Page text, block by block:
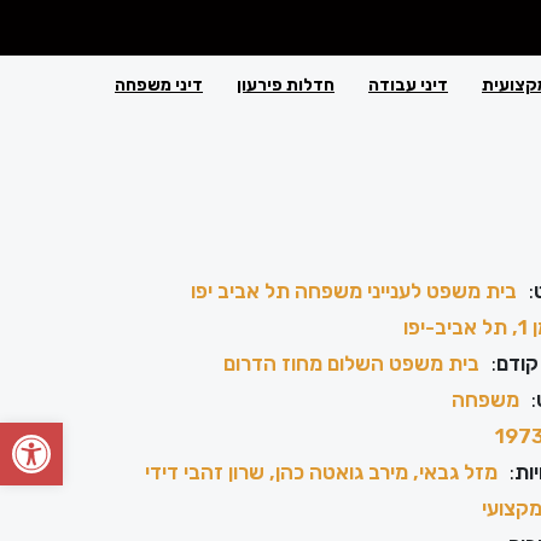
דיני עבודה חדלות פירעון דיני משפחה
: בית משפט לענייני משפחה תל אביב יפו
: בית משפט השלום מחוז הדרום
: משפחה
: מזל גבאי, מירב גואטה כהן, שרון זהבי דידי
מקצועי
פתח